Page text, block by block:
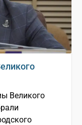
Великого